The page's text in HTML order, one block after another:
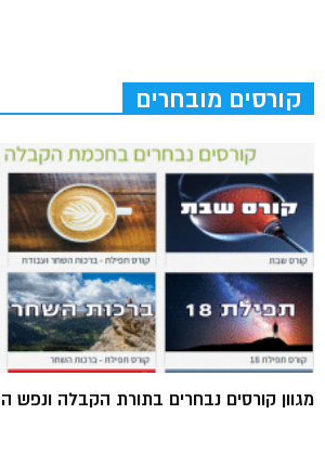
קורסים מובחרים
מגוון קורסים נבחרים בתורת הקבלה ונפש